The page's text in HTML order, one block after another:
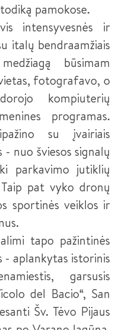
III LYGIS (2026 M.
APTARNAVIMO
KEPĖJAS
pamokose.
intensyvesnės ir
italų bendraamžiais
būsimam
fotografavo, o
kompiuterių
programas.
su įvairiais
nuo šviesos signalų
parkavimo jutiklių
pat vyko dronų
sportinės veiklos ir
tapo pažintinės
- aplankytas istorinis
garsusis
del Bacio“, San
Šv. Tėvo Pijaus